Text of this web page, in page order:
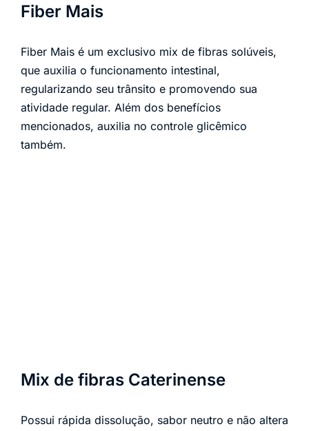
Fiber Mais
Fiber Mais é um exclusivo mix de fibras solúveis,
que auxilia o funcionamento intestinal,
regularizando seu trânsito e promovendo sua
atividade regular. Além dos benefícios
mencionados, auxilia no controle glicêmico
também.
Mix de fibras Caterinense
Possui rápida dissolução, sabor neutro e não altera